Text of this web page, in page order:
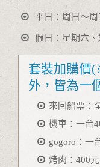
平日：周日～周
假日：星期六、
套裝加購價
外，皆為一
來回船票：
機車：一台
gogoro：一
烤肉：400